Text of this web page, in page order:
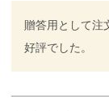
贈答用として注
好評でした。